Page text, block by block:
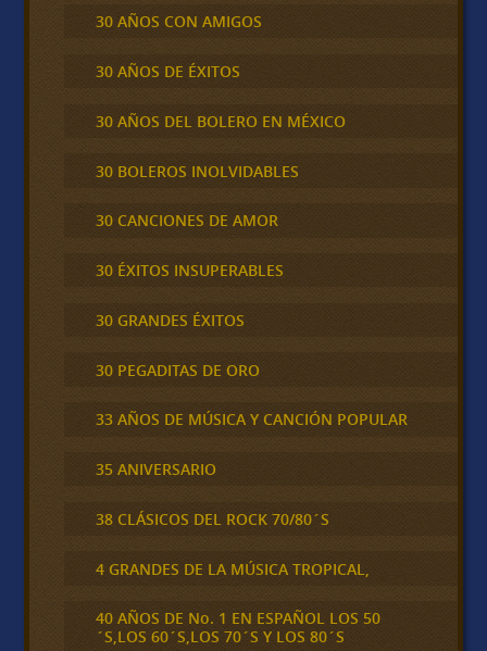
30 AÑOS CON AMIGOS
30 AÑOS DE ÉXITOS
30 AÑOS DEL BOLERO EN MÉXICO
30 BOLEROS INOLVIDABLES
30 CANCIONES DE AMOR
30 ÉXITOS INSUPERABLES
30 GRANDES ÉXITOS
30 PEGADITAS DE ORO
33 AÑOS DE MÚSICA Y CANCIÓN POPULAR
35 ANIVERSARIO
38 CLÁSICOS DEL ROCK 70/80´S
4 GRANDES DE LA MÚSICA TROPICAL,
40 AÑOS DE No. 1 EN ESPAÑOL LOS 50
´S,LOS 60´S,LOS 70´S Y LOS 80´S